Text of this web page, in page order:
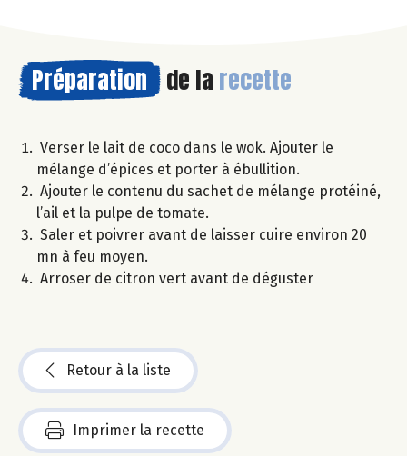
Préparation de la recette
Verser le lait de coco dans le wok. Ajouter le
mélange d’épices et porter à ébullition.
Ajouter le contenu du sachet de mélange protéiné,
l’ail et la pulpe de tomate.
Saler et poivrer avant de laisser cuire environ 20
mn à feu moyen.
Arroser de citron vert avant de déguster
Retour à la liste
Imprimer la recette